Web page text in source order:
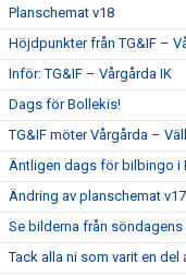
Planschemat v18
Höjdpunkter från TG&IF –
Inför: TG&IF – Vårgårda IK
Dags för Bollekis!
TG&IF möter Vårgårda –
Äntligen dags för bilbingo i
Ändring av planschemat v17
Se bilderna från
Tack alla ni som varit en del